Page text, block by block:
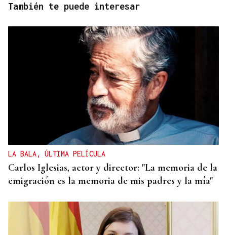
También te puede interesar
LA BALA, ÚLTIMA PELÍCULA
Carlos Iglesias, actor y director: "La memoria de la
emigración es la memoria de mis padres y la mía"